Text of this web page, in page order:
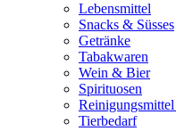
Lebensmittel
Snacks & Süsses
Getränke
Tabakwaren
Wein & Bier
Spirituosen
Tierbedarf